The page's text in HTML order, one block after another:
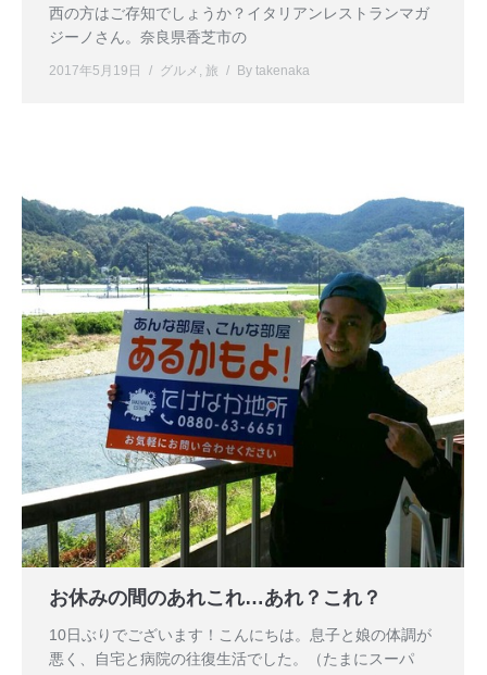
西の方はご存知でしょうか？イタリアンレストランマガ
ジーノさん。奈良県香芝市の
2017年5月19日 グルメ , 旅 By takenaka
お休みの間のあれこれ…あれ？これ？
10日ぶりでございます！こんにちは。息子と娘の体調が
悪く、自宅と病院の往復生活でした。（たまにスーパ